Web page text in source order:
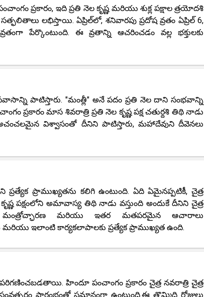
ప్రకారం, ఇది ప్రతి నెల కృష్ణ మరియు శుక్ల పక్షాల త్రయోదశి
లభిస్తాయి. ఏప్రిల్‌లో, శనివారపు ప్రదోష వ్రతం ఏప్రిల్ 6,
పేర్కొంటుంది. ఈ వ్రతాన్ని ఆచరించడం వల్ల భక్తులకు
పాటిస్తారు. "మంత్లీ" అనే పదం ప్రతి నెల దాని సంభవాన్ని
ప్రకారం మాస శివరాత్రి ప్రతి నెల కృష్ణ పక్ష చతుర్దశి తిథి నాడు
విశ్వాసంతో దీనిని పాటిస్తారు, మహాదేవుని దీవెనలు
ప్రాముఖ్యతను కలిగి ఉంటుంది. ఏది ఏమైనప్పటికీ, చైత్ర
పక్షంలోని అమావాస్య తిథి నాడు వస్తుంది అందుకే దీనిని చైత్ర
మరియు ఇతర మతపరమైన ఆచారాలు
ఇలాంటి కార్యకలాపాలకు ప్రత్యేక ప్రాముఖ్యత ఉంది.
హిందూ పంచాంగం ప్రకారం చైత్ర నవరాత్రి చైత్ర
ప్రారంభంతో సమానంగా ఉంటుంది.ఈ తొమ్మిది రోజులు